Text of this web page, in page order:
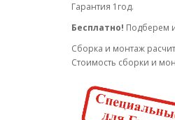
Гарантия 1год.
Бесплатно! Подберем
Cборка и монтаж
Стоимость сборки и